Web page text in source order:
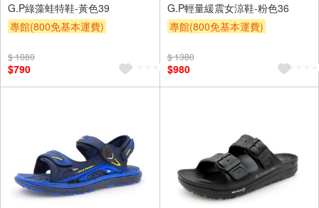
G.P綠藻蛙特鞋-黃色39
專館(800免基本運費)
$ 1080
$790
G.P輕量緩震女涼鞋-粉色36
專館(800免基本運費)
$ 1380
$980